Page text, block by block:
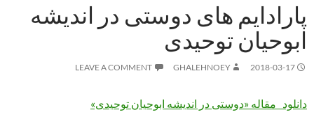
پارادایم های دوستی در اندیشه
ابوحیان توحیدی
2018-03-17
GHALEHNOEY
LEAVE A COMMENT
دانلود مقاله «دوستی در اندیشه ابوحیان توحیدی»